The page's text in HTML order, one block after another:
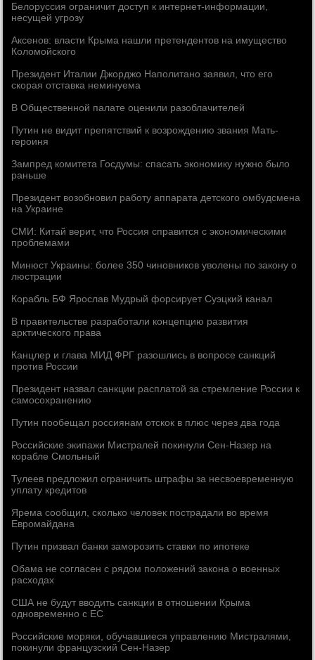
Белоруссия ограничит доступ к интернет-информации,
несущей угрозу
Аксенов: власти Крыма нашли претендентов на имущество
Коломойского
Президент Италии Джорджо Наполитано заявил, что его
скорая отставка неминуема
В Общественной палате оценили разоблачителей
Путин не видит препятствий к возрождению звания Мать-
героиня
Зампред комитета Госдумы: спасать экономику нужно было
раньше
Президент возобновил работу аппарата детского омбудсмена
на Украине
СМИ: Китай верит, что Россия справится с экономическими
проблемами
Минюст Украины: более 350 чиновников уволены по закону о
люстрации
Корабль БФ Ярослав Мудрый форсирует Суэцкий канал
В правительстве разработали концепцию развития
арктического права
Канцлер и глава МИД ФРГ разошлись в вопросе санкций
против России
Президент назвал санкции расплатой за стремление России к
самосохранению
Путин пообещал россиянам отскок в плюс через два года
Российские экипажи Мистралей покинули Сен-Назер на
корабле Смольный
Тулеев предложил ограничить штрафы за несвоевременную
уплату кредитов
Ярема сообщил, сколько человек пострадали во время
Евромайдана
Путин призвал банки заморозить ставки по ипотеке
Обама не согласен с рядом положений закона о военных
расходах
США не будут вводить санкции в отношении Крыма
одновременно с ЕС
Российские моряки, обучавшиеся управлению Мистралями,
покинули французский Сен-Назер